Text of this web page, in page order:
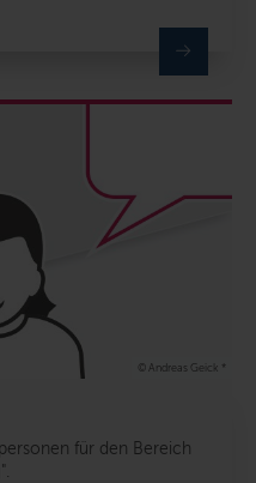
für den Bereich
© Andreas Geick *